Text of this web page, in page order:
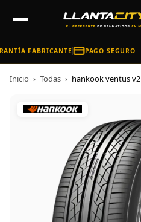
FABRICANTE PAGO SEGURO
Inicio › Todas › hankook ventus